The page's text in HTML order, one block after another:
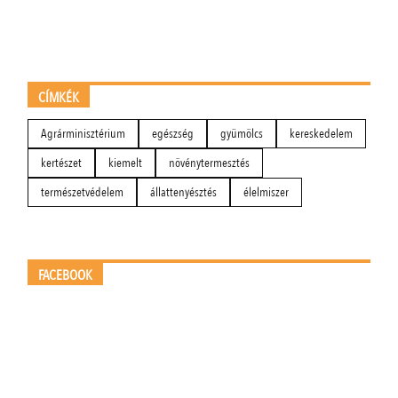
CÍMKÉK
Agrárminisztérium egészség gyümölcs
kereskedelem
kertészet
kiemelt
növénytermesztés
természetvédelem
állattenyésztés élelmiszer
FACEBOOK